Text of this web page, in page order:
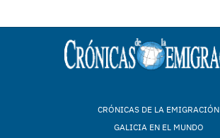
CRÓNICAS DE LA EMIGRACIÓN
GALICIA EN EL MUNDO